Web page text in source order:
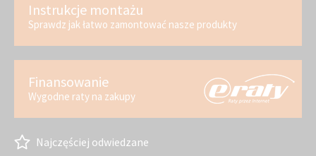
Instrukcje montażu
Sprawdz jak łatwo zamontować nasze produkty
Finansowanie
Wygodne raty na zakupy
Najczęściej odwiedzane